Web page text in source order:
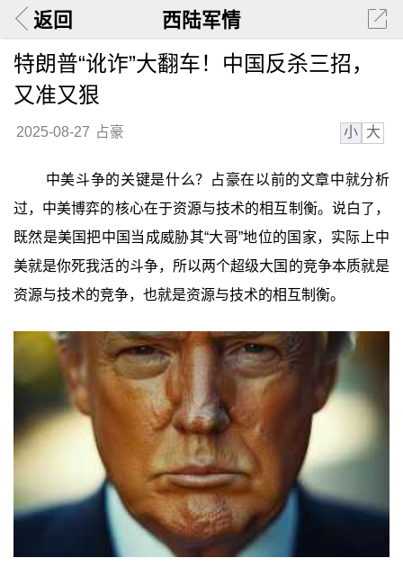
返回 西陆军情
特朗普“讹诈”大翻车！中国反杀三招，
又准又狠
2025-08-27 占豪 小 大
中美斗争的关键是什么？占豪在以前的文章中就分析
过，中美博弈的核心在于资源与技术的相互制衡。说白了，
既然是美国把中国当成威胁其“大哥”地位的国家，实际上中
美就是你死我活的斗争，所以两个超级大国的竞争本质就是
资源与技术的竞争，也就是资源与技术的相互制衡。